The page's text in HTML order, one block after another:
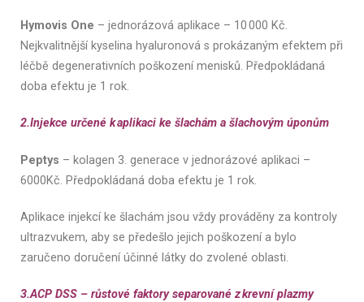
Hymovis One – jednorázová aplikace – 10 000 Kč.
Nejkvalitnější kyselina hyaluronová s prokázaným efektem při
léčbě degenerativních poškození menisků. Předpokládaná
doba efektu je 1 rok.
2.Injekce určené k aplikaci ke šlachám a šlachovým úponům
Peptys – kolagen 3. generace v jednorázové aplikaci –
6000Kč. Předpokládaná doba efektu je 1 rok.
Aplikace injekcí ke šlachám jsou vždy prováděny za kontroly
ultrazvukem, aby se předešlo jejich poškození a bylo
zaručeno doručení účinné látky do zvolené oblasti.
3.ACP DSS – růstové faktory separované z krevní plazmy